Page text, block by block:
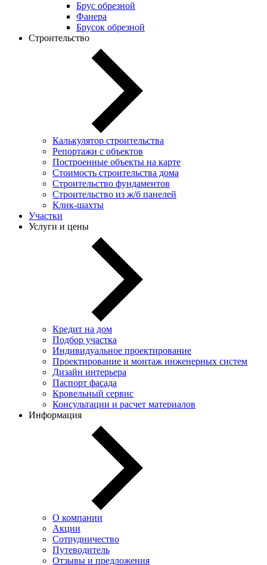
Брус обрезной
Фанера
Брусок обрезной
Строительство
Калькулятор строительства
Репортажи с объектов
Построенные объекты на карте
Стоимость строительства дома
Строительство фундаментов
Строительство из ж/б панелей
Клик-шахты
Участки
Услуги и цены
Кредит на дом
Подбор участка
Индивидуальное проектирование
Проектирование и монтаж инженерных систем
Дизайн интерьера
Паспорт фасада
Кровельный сервис
Консультации и расчет материалов
Информация
О компании
Акции
Сотрудничество
Путеводитель
Отзывы и предложения